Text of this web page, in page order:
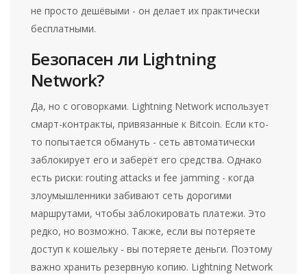
не просто дешёвыми - он делает их практически
бесплатными.
Безопасен ли Lightning
Network?
Да, но с оговорками. Lightning Network использует
смарт-контракты, привязанные к Bitcoin. Если кто-
то попытается обмануть - сеть автоматически
заблокирует его и заберёт его средства. Однако
есть риски: routing attacks и fee jamming - когда
злоумышленники забивают сеть дорогими
маршрутами, чтобы заблокировать платежи. Это
редко, но возможно. Также, если вы потеряете
доступ к кошельку - вы потеряете деньги. Поэтому
важно хранить резервную копию. Lightning Network